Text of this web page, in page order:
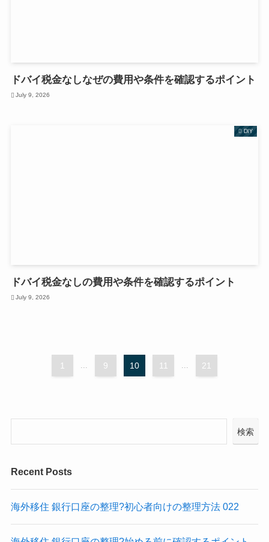
ドバイ税金なしなぜの費用や条件を確認するポイント
July 9, 2026
DIY
ドバイ税金なしの費用や条件を確認するポイント
July 9, 2026
1 9 10 11 21
検索
Recent Posts
海外移住 銀行口座の整理?初心者向けの整理方法 022